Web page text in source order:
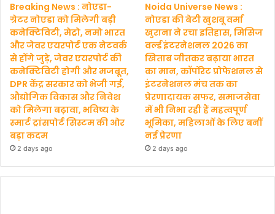
Breaking News : नोएडा-
ग्रेटर नोएडा को मिलेगी बड़ी
कनेक्टिविटी, मेट्रो, नमो भारत
और जेवर एयरपोर्ट एक नेटवर्क
से होंगे जुड़े, जेवर एयरपोर्ट की
कनेक्टिविटी होगी और मजबूत,
DPR केंद्र सरकार को भेजी गई,
औद्योगिक विकास और निवेश
को मिलेगा बढ़ावा, भविष्य के
स्मार्ट ट्रांसपोर्ट सिस्टम की ओर
बड़ा कदम
2 days ago
Noida Universe News :
नोएडा की बेटी खुशबू वर्मा
खुराना ने रचा इतिहास, मिसिज
वर्ल्ड इंटरनेशनल 2026 का
खिताब जीतकर बढ़ाया भारत
का मान, कॉर्पोरेट प्रोफेशनल से
इंटरनेशनल मंच तक का
प्रेरणादायक सफर, समाजसेवा
में भी निभा रही हैं महत्वपूर्ण
भूमिका, महिलाओं के लिए बनीं
नई प्रेरणा
2 days ago